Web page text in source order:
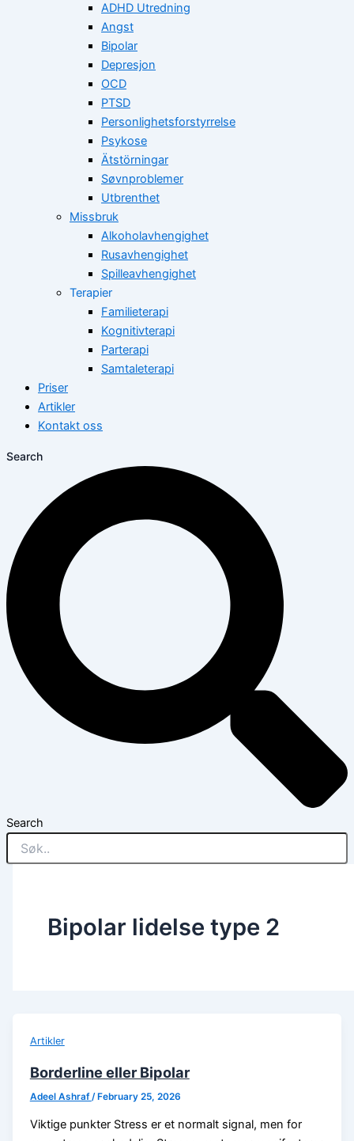
ADHD Utredning
Angst
Bipolar
Depresjon
OCD
PTSD
Personlighetsforstyrrelse
Psykose
Ätstörningar
Søvnproblemer
Utbrenthet
Missbruk
Alkoholavhengighet
Rusavhengighet
Spilleavhengighet
Terapier
Familieterapi
Kognitivterapi
Parterapi
Samtaleterapi
Priser
Artikler
Kontakt oss
Search
Search
Bipolar lidelse type 2
Artikler
Borderline eller Bipolar
Adeel Ashraf /February 25, 2026
Viktige punkter Stress er et normalt signal, men for